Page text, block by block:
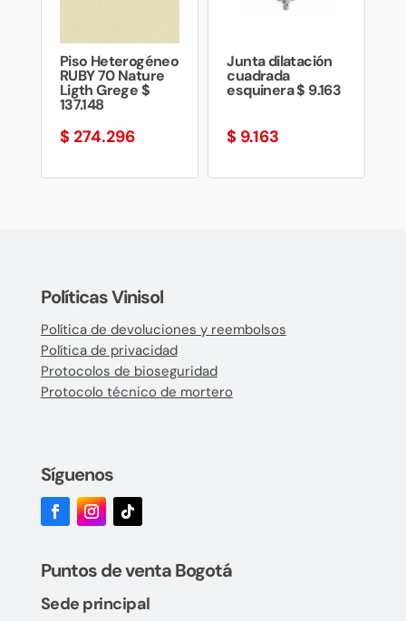
Piso Heterogéneo
RUBY 70 Nature
Ligth Grege $
137.148
$ 274.296
Junta dilatación
cuadrada
esquinera $ 9.163
$ 9.163
Políticas Vinisol
Política de devoluciones y reembolsos
Política de privacidad
Protocolos de bioseguridad
Protocolo técnico de mortero
Síguenos
Puntos de venta Bogotá
Sede principal